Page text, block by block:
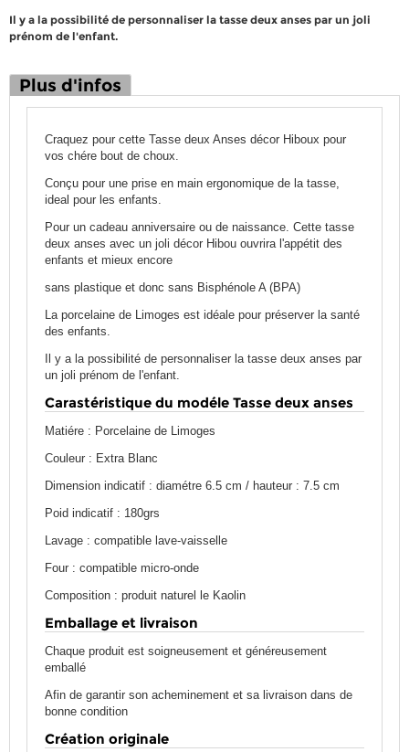
Il y a la possibilité de personnaliser la tasse deux anses par un joli
prénom de l'enfant.
Plus d'infos
Craquez pour cette Tasse deux Anses décor Hiboux pour
vos chére bout de choux.
Conçu pour une prise en main ergonomique de la tasse,
ideal pour les enfants.
Pour un cadeau anniversaire ou de naissance. Cette tasse
deux anses avec un joli décor Hibou ouvrira l'appétit des
enfants et mieux encore
sans plastique et donc sans Bisphénole A (BPA)
La porcelaine de Limoges est idéale pour préserver la santé
des enfants.
Il y a la possibilité de personnaliser la tasse deux anses par
un joli prénom de l'enfant.
Carastéristique du modéle Tasse deux anses
Matiére : Porcelaine de Limoges
Couleur : Extra Blanc
Dimension indicatif : diamétre 6.5 cm / hauteur : 7.5 cm
Poid indicatif : 180grs
Lavage : compatible lave-vaisselle
Four : compatible micro-onde
Composition : produit naturel le Kaolin
Emballage et livraison
Chaque produit est soigneusement et généreusement
emballé
Afin de garantir son acheminement et sa livraison dans de
bonne condition
Création originale